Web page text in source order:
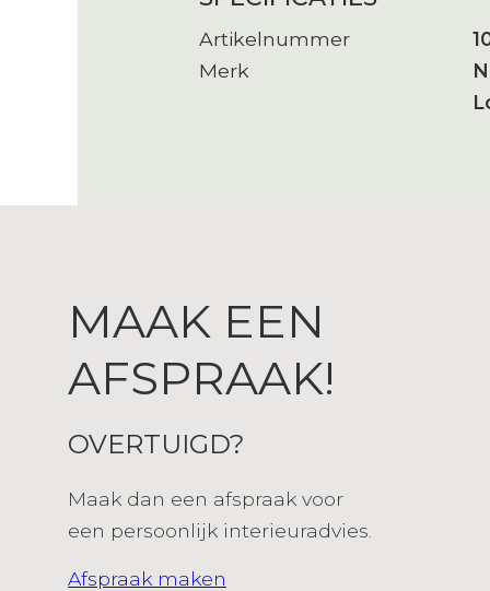
Artikelnummer
Merk
MAAK EEN
AFSPRAAK!
OVERTUIGD?
Maak dan een afspraak voor
een persoonlijk interieuradvies.
Afspraak maken